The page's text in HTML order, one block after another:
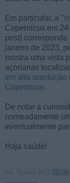
Em particular, a "
Copernicus em
post) corresponde
janeiro de 2023,
mostra uma vista
açorianas
em alta resolução
Copernicus.
De notar a
nomeadamente
eventualmente
Haja saúde!
Ivo Sousa à(s) 00:00